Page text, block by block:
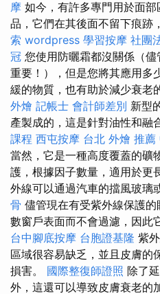
摩 如今，有許多專門用於面
品，它們在其後面不留下痕跡
索 wordpress 學習按摩 社團
冠 您使用防曬霜都沒關係（
重要！），但是您將其應用多
緩的物質，也有助於減少衰老
外燴 記帳士 會計師差別 新型
產製成的，這是針對油性和融
課程 西屯按摩 台北 外燴 推薦
當然，它是一種高度覆蓋的礦
護，根據因子數量，適用於更
外線可以通過汽車的擋風玻璃
骨 儘管現在有受紫外線保護
數窗戶表面而不會過濾，因此
台中腳底按摩 台胞證基隆 紫
區域很容易缺乏，並且皮膚的
損害。 國際整復師證照 除了
外，這還可以導致皮膚衰老的